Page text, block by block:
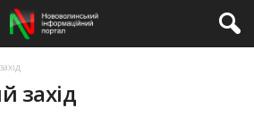
захід